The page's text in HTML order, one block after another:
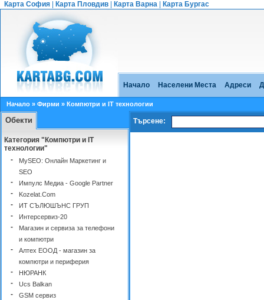
Карта София Карта Пловдив Карта Варна Карта Бургас
Начало Населени Места Адреси
Начало » Фирми » Компютри и IT технологии
Обекти
Категория "Компютри и IT
технологии"
-
MySEO: Онлайн Маркетинг и
SEO
- Импулс Медиа - Google Partner
- Kozelat.Com
- ИТ СЪЛЮШЪНС ГРУП
- Интерсервиз-20
-
Магазин и сервиза за телефони
и компютри
-
Алтех ЕООД - магазин за
компютри и периферия
- НЮРАНК
- Ucs Balkan
- GSM сервиз
Търсене: